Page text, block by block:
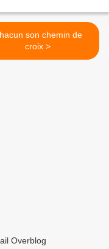
son chemin de
croix >
Overblog